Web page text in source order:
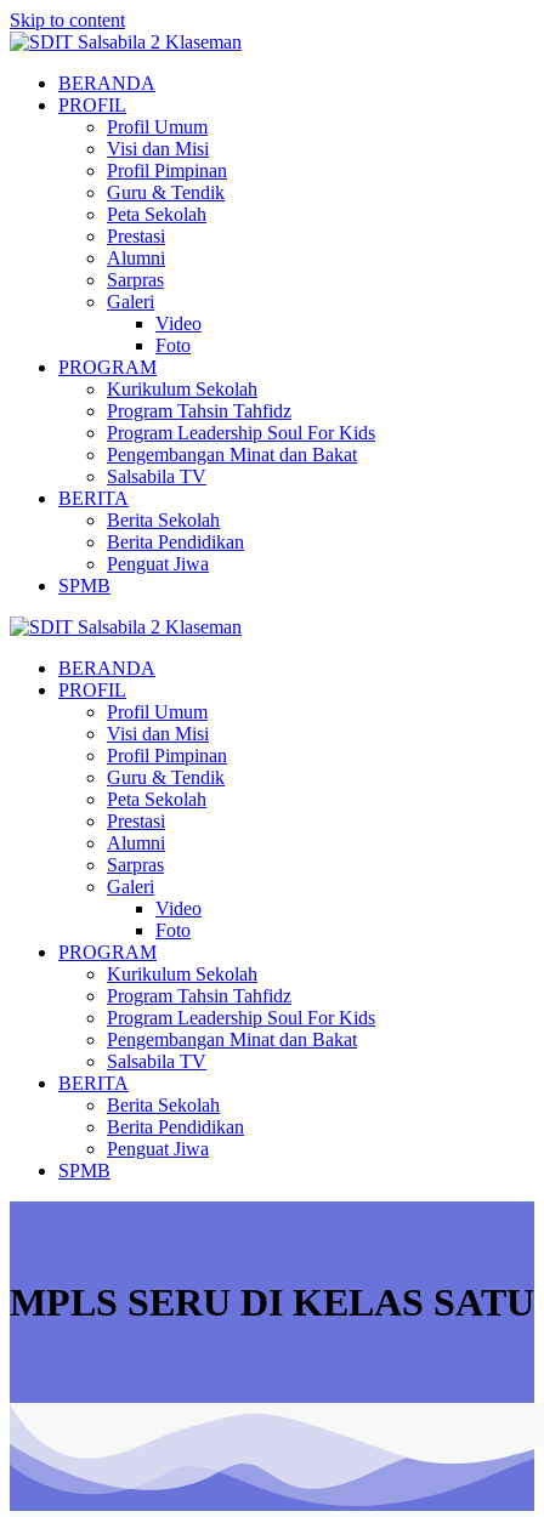
Skip to content
BERANDA
PROFIL
Profil Umum
Visi dan Misi
Profil Pimpinan
Guru & Tendik
Peta Sekolah
Prestasi
Alumni
Sarpras
Galeri
Video
Foto
PROGRAM
Kurikulum Sekolah
Program Tahsin Tahfidz
Program Leadership Soul For Kids
Pengembangan Minat dan Bakat
Salsabila TV
BERITA
Berita Sekolah
Berita Pendidikan
Penguat Jiwa
SPMB
BERANDA
PROFIL
Profil Umum
Visi dan Misi
Profil Pimpinan
Guru & Tendik
Peta Sekolah
Prestasi
Alumni
Sarpras
Galeri
Video
Foto
PROGRAM
Kurikulum Sekolah
Program Tahsin Tahfidz
Program Leadership Soul For Kids
Pengembangan Minat dan Bakat
Salsabila TV
BERITA
Berita Sekolah
Berita Pendidikan
Penguat Jiwa
SPMB
MPLS SERU DI KELAS SATU